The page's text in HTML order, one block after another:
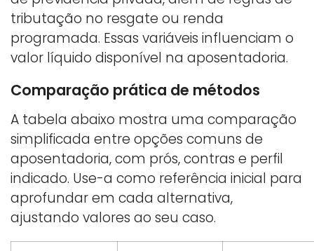
tributação no resgate ou renda
programada. Essas variáveis influenciam o
valor líquido disponível na aposentadoria.
Comparação prática de métodos
A tabela abaixo mostra uma comparação
simplificada entre opções comuns de
aposentadoria, com prós, contras e perfil
indicado. Use-a como referência inicial para
aprofundar em cada alternativa,
ajustando valores ao seu caso.